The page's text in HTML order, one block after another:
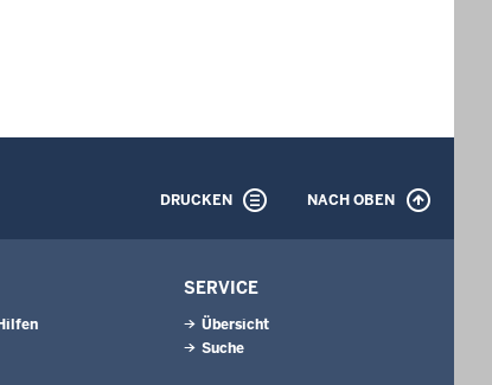
DRUCKEN NACH OBEN
SERVICE
Übersicht
Suche